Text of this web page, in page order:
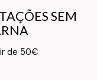
SEM
de 50€
SEM